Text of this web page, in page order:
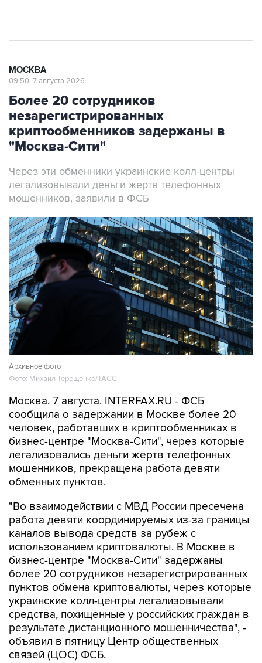
МОСКВА
09:50, 7 августа 2026
Более 20 сотрудников
незарегистрированных
криптообменников задержаны в
"Москва-Сити"
Через эти обменники украинские колл-центры
легализовывали деньги жертв телефонных
мошенников, заявили в ФСБ
Архивное фото
Фото: Михаил Терещенко/ТАСС
Москва. 7 августа. INTERFAX.RU - ФСБ
сообщила о задержании в Москве более 20
человек, работавших в криптообменниках в
бизнес-центре "Москва-Сити", через которые
легализовались деньги жертв телефонных
мошенников, прекращена работа девяти
обменных пунктов.
"Во взаимодействии с МВД России пресечена
работа девяти координируемых из-за границы
каналов вывода средств за рубеж с
использованием криптовалюты. В Москве в
бизнес-центре "Москва-Сити" задержаны
более 20 сотрудников незарегистрированных
пунктов обмена криптовалюты, через которые
украинские колл-центры легализовывали
средства, похищенные у российских граждан в
результате дистанционного мошенничества", -
объявил в пятницу Центр общественных
связей (ЦОС) ФСБ.